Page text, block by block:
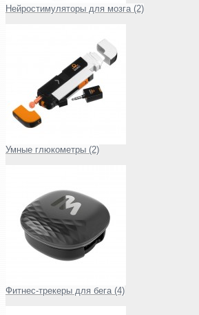
Нейростимуляторы для мозга (2)
Умные глюкометры (2)
Фитнес-трекеры для бега (4)